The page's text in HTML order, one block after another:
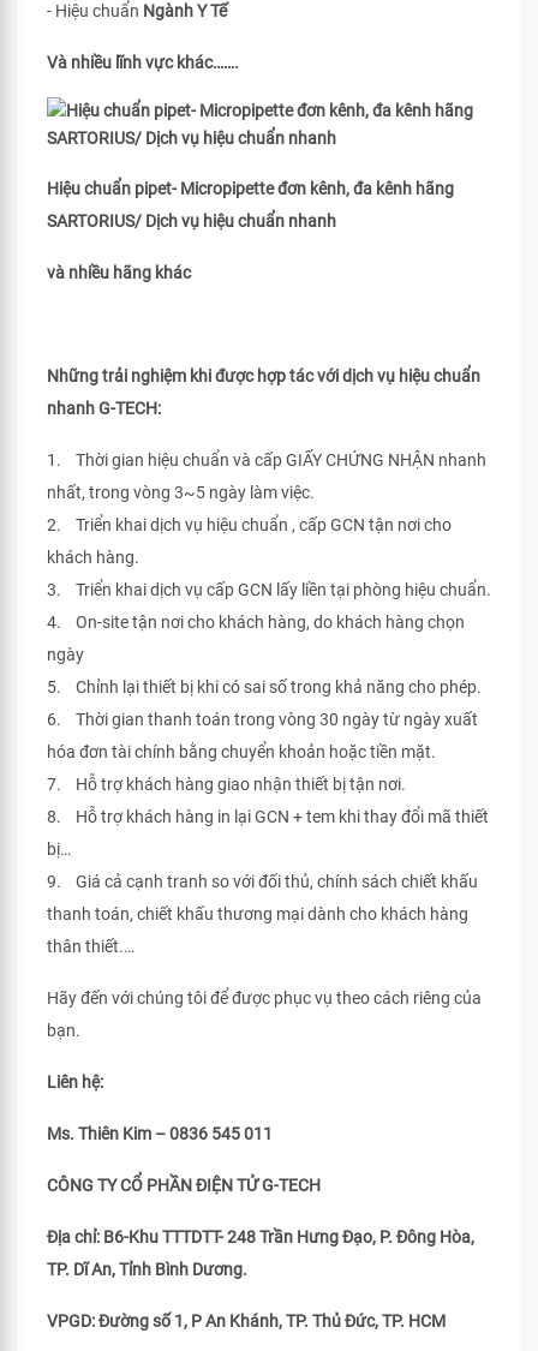
- Hiệu chuẩn Ngành Y Tế
Và nhiều lĩnh vực khác…….
Hiệu chuẩn pipet- Micropipette đơn kênh, đa kênh hãng
SARTORIUS/ Dịch vụ hiệu chuẩn nhanh
và nhiều hãng khác
Những trải nghiệm khi được hợp tác với dịch vụ hiệu chuẩn
nhanh G-TECH:
1. Thời gian hiệu chuẩn và cấp GIẤY CHỨNG NHẬN nhanh
nhất, trong vòng 3~5 ngày làm việc.
2. Triển khai dịch vụ hiệu chuẩn , cấp GCN tận nơi cho
khách hàng.
3. Triển khai dịch vụ cấp GCN lấy liền tại phòng hiệu chuẩn.
4. On-site tận nơi cho khách hàng, do khách hàng chọn
ngày
5. Chỉnh lại thiết bị khi có sai số trong khả năng cho phép.
6. Thời gian thanh toán trong vòng 30 ngày từ ngày xuất
hóa đơn tài chính bằng chuyển khoản hoặc tiền mặt.
7. Hỗ trợ khách hàng giao nhận thiết bị tận nơi.
8. Hỗ trợ khách hàng in lại GCN + tem khi thay đổi mã thiết
bị…
9. Giá cả cạnh tranh so với đối thủ, chính sách chiết khấu
thanh toán, chiết khấu thương mại dành cho khách hàng
thân thiết.…
Hãy đến với chúng tôi để được phục vụ theo cách riêng của
bạn.
Liên hệ:
Ms. Thiên Kim – 0836 545 011
CÔNG TY CỔ PHẦN ĐIỆN TỬ G-TECH
Địa chỉ: B6-Khu TTTDTT- 248 Trần Hưng Đạo, P. Đông Hòa,
TP. Dĩ An, Tỉnh Bình Dương.
VPGD: Đường số 1, P An Khánh, TP. Thủ Đức, TP. HCM